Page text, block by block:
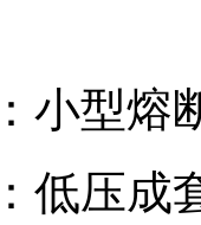
小型熔
低压成